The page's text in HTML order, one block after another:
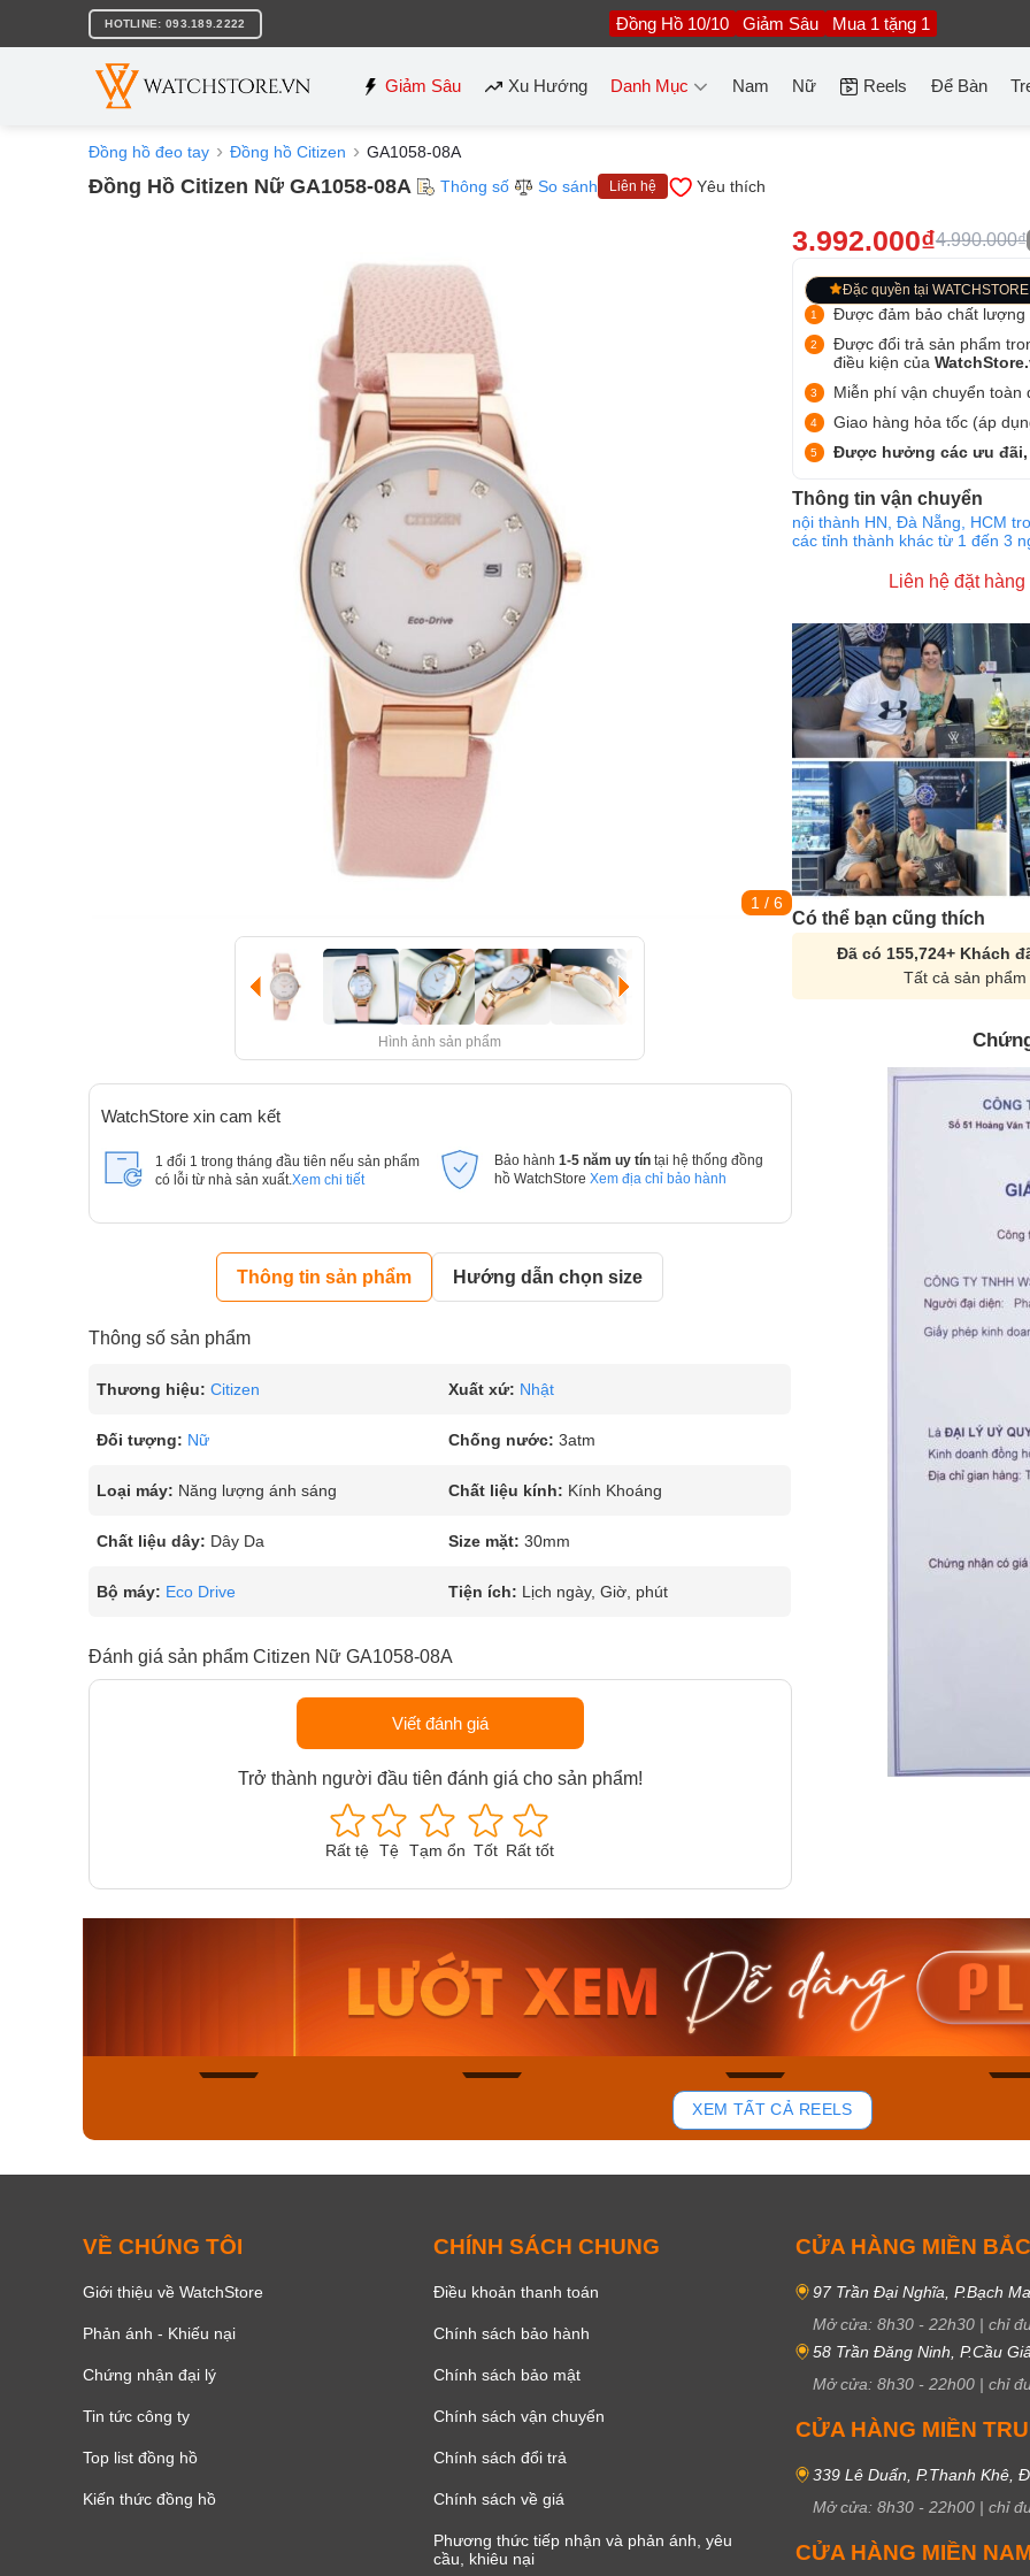
nội
HOTLINE: 093.189.2222 Đồng Hồ 10/10 Giảm Sâu Mua 1 tặng 1
Giảm Sâu Xu Hướng Danh Mục Nam Nữ Reels Để Bàn
Đồng hồ đeo tay Đồng hồ Citizen GA1058-08A
Đồng Hồ Citizen Nữ GA1058-08A Thông số So sánh Liên hệ Yêu thích
1 / 6
Hình ảnh sản phẩm
WatchStore xin cam kết
1 đổi 1 trong tháng đầu tiên nếu sản phẩm
có lỗi từ nhà sản xuất. Xem chi tiết
Bảo hành 1-5 năm uy tín tại hệ thống đồng
hồ WatchStore Xem địa chỉ bảo hành
Thông tin sản phẩm Hướng dẫn chọn size
Thông số sản phẩm
Thương hiệu: Citizen Xuất xứ: Nhật
Đối tượng: Nữ Chống nước: 3atm
Loại máy: Năng lượng ánh sáng Chất liệu kính: Kính Khoáng
Chất liệu dây: Dây Da Size mặt: 30mm
Bộ máy: Eco Drive Tiện ích: Lịch ngày, Giờ, phút
Đánh giá sản phẩm Citizen Nữ GA1058-08A
Viết đánh giá
Trở thành người đầu tiên đánh giá cho sản phẩm!
Rất tệ Tệ Tạm ổn Tốt Rất tốt
3.992.000₫4.990.000₫
Đặc quyền tại WATCHSTORE
Được đảm bảo chất lượng
Được đổi trả sản phẩm
điều kiện của
Miễn phí vận chuyển toàn
Giao hàng hỏa tốc (áp
Được hưởng các ưu đãi,
Thông tin vận chuyển
nội thành HN, Đà Nẵng, HCM
các tỉnh thành khác từ 1 đến 3
Liên hệ đặt hàng
Có thể bạn cũng thích
Đã có 155,724+ Khách
Tất cả sản
Casio Nam MTS-
115D-1AVDF
2.823.000₫
2.399.550₫
Mua ngay
48
Casio Nam MTS-
RS100L-1AVDF
4.276.000₫
3.634.600₫
Casio
230EL-
Mua
XEM TẤT CẢ REELS
VỀ CHÚNG TÔI
Giới thiệu về WatchStore
Phản ánh - Khiếu nại
Chứng nhận đại lý
Tin tức công ty
Top list đồng hồ
Kiến thức đồng hồ
CHÍNH SÁCH CHUNG
Điều khoản thanh toán
Chính sách bảo hành
Chính sách bảo mật
Chính sách vận chuyển
Chính sách đổi trả
Chính sách về giá
Phương thức tiếp nhận và phản ánh, yêu
cầu, khiêu nại
CỬA HÀNG MIỀN BẮC
97 Trần Đại Nghĩa, P.Bạch
Mở cửa: 8h30 - 22h30 | chỉ
58 Trần Đăng Ninh, P.Cầu
Mở cửa: 8h30 - 22h00 | chỉ
CỬA HÀNG MIỀN
339 Lê Duẩn, P.Thanh Khê,
Mở cửa: 8h30 - 22h00 | chỉ
CỬA HÀNG MIỀN